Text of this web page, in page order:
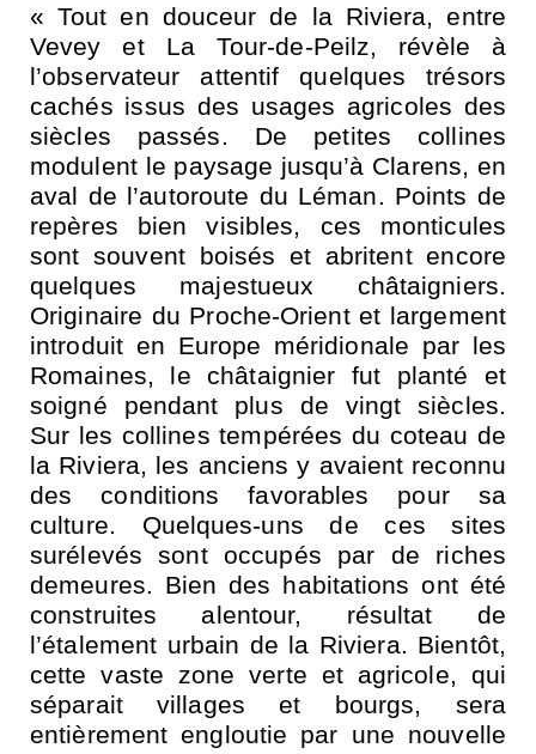
« Tout en douceur de la Riviera, entre
Vevey et La Tour-de-Peilz, révèle à
l’observateur attentif quelques trésors
cachés issus des usages agricoles des
siècles passés. De petites collines
modulent le paysage jusqu’à Clarens, en
aval de l’autoroute du Léman. Points de
repères bien visibles, ces monticules
sont souvent boisés et abritent encore
quelques majestueux châtaigniers.
Originaire du Proche-Orient et largement
introduit en Europe méridionale par les
Romaines, le châtaignier fut planté et
soigné pendant plus de vingt siècles.
Sur les collines tempérées du coteau de
la Riviera, les anciens y avaient reconnu
des conditions favorables pour sa
culture. Quelques-uns de ces sites
surélevés sont occupés par de riches
demeures. Bien des habitations ont été
construites alentour, résultat de
l’étalement urbain de la Riviera. Bientôt,
cette vaste zone verte et agricole, qui
séparait villages et bourgs, sera
entièrement engloutie par une nouvelle